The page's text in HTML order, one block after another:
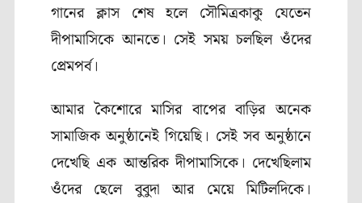
গানের ক্লাস শেষ হলে সৌমিত্রকাকু যেতেন
দীপামাসিকে আনতে। সেই সময় চলছিল ওঁদের
প্রেমপর্ব।
আমার কৈশোরে মাসির বাপের বাড়ির অনেক
সামাজিক অনুষ্ঠানেই গিয়েছি। সেই সব অনুষ্ঠানে
দেখেছি এক আন্তরিক দীপামাসিকে। দেখেছিলাম
ওঁদের ছেলে বুবুদা আর মেয়ে মিটিলদিকে।